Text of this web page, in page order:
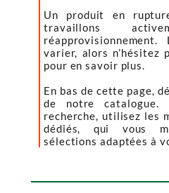
Un produit en
travaillons
varier, alors n’hésitez
pour en savoir plus.
En bas de cette page,
de notre catalogue.
recherche, utilisez les
dédiés, qui vous
sélections adaptées à